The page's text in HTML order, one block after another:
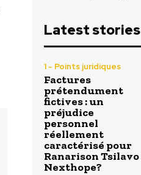
Latest stories
1 - Points juridiques
Factures
prétendument
fictives : un
préjudice
personnel
réellement
caractérisé pour
Ranarison Tsilavo
Nexthope?